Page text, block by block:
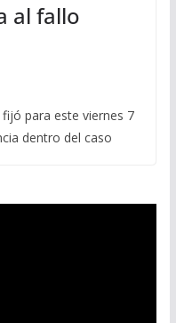
al fallo
fijó para este viernes 7
dentro del caso